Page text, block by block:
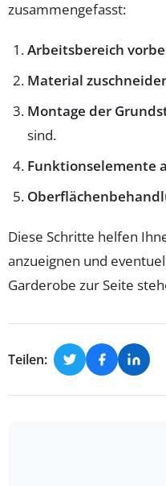
zusammengefasst:
Arbeitsbereich
Material
Montage der
sind.
Funktionselemente
Diese Schritte helfen
anzueignen und
Garderobe zur Seite
Teilen: